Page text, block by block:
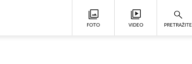
FOTO VIDEO PRETRAŽITE